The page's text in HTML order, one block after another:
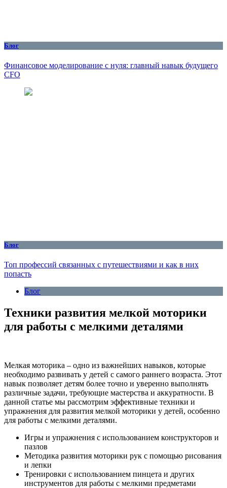
Блог
Финансовое моделирование с нуля: главный навык будущего
CFO
Блог
Топ профессий связанных с путешествиями и как в них
попасть
Блог
Техники развития мелкой моторики
для работы с мелкими деталями
Мелкая моторика – одно из важнейших навыков, которые
необходимо развивать у детей с самого раннего возраста. Этот
навык позволяет детям более точно и уверенно выполнять
различные задачи, требующие мастерства и аккуратности. В
данной статье мы рассмотрим эффективные техники и
упражнения для развития мелкой моторики у детей, особенно
для работы с мелкими деталями.
Игры и упражнения с использованием конструкторов и
пазлов
Методика развития моторики рук с помощью рисования
и лепки
Тренировки с использованием пинцета и других
инструментов для работы с мелкими предметами